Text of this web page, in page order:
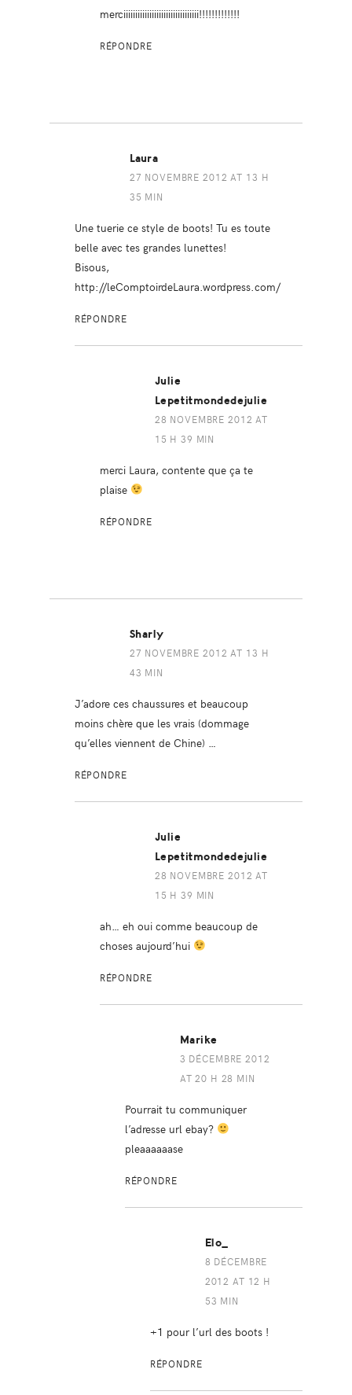
merciiiiiiiiiiiiiiiiiiiiiiiiiiiiiiii!!!!!!!!!!!!!
RÉPONDRE
Laura
27 NOVEMBRE 2012 AT 13 H
35 MIN
Une tuerie ce style de boots! Tu es toute
belle avec tes grandes lunettes!
Bisous,
http://leComptoirdeLaura.wordpress.com/
RÉPONDRE
Julie
Lepetitmondedejulie
28 NOVEMBRE 2012 AT
15 H 39 MIN
merci Laura, contente que ça te
plaise
RÉPONDRE
Sharly
27 NOVEMBRE 2012 AT 13 H
43 MIN
J’adore ces chaussures et beaucoup
moins chère que les vrais (dommage
qu’elles viennent de Chine) …
RÉPONDRE
Julie
Lepetitmondedejulie
28 NOVEMBRE 2012 AT
15 H 39 MIN
ah… eh oui comme beaucoup de
choses aujourd’hui
RÉPONDRE
Marike
3 DÉCEMBRE 2012
AT 20 H 28 MIN
Pourrait tu communiquer
l’adresse url ebay?
pleaaaaaase
RÉPONDRE
Elo_
8 DÉCEMBRE
2012 AT 12 H
53 MIN
+1 pour l’url des boots !
RÉPONDRE